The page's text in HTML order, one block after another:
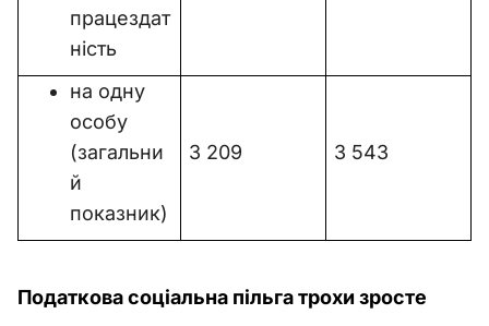
працездат
ність
на одну
особу
(загальни
й
показник)
3 209 3 543
Податкова соціальна пільга трохи зросте